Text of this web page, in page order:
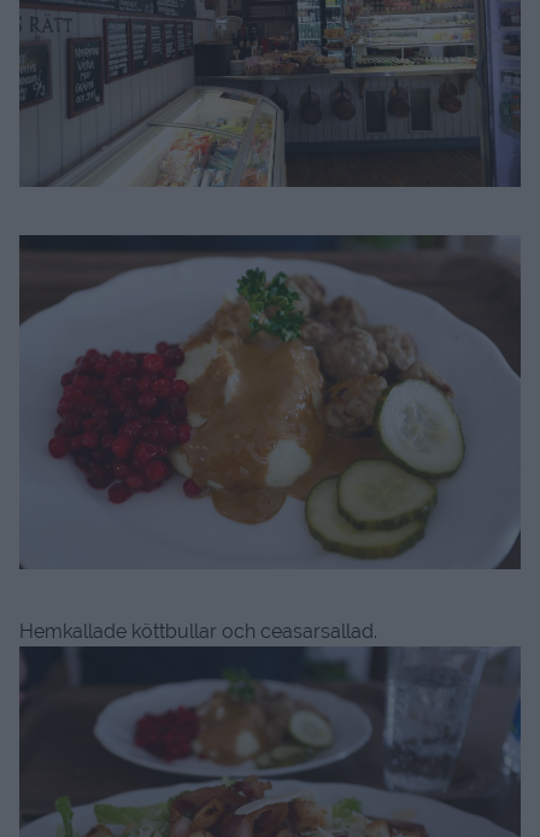
Hemkallade köttbullar och ceasarsallad.